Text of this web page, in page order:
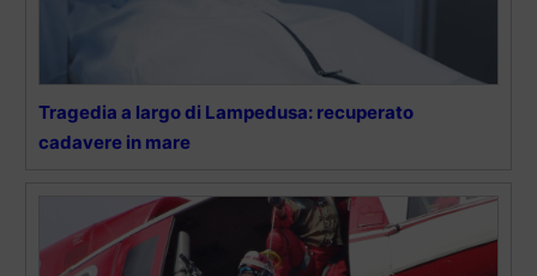
Tragedia a largo di Lampedusa: recuperato
cadavere in mare